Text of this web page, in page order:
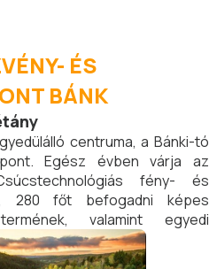
ÉS
BÁNK
centruma, a Bánki-tó
Egész évben várja az
fény- és
280 főt befogadni képes
valamint egyedi
köszönhetően minden
biztosít.